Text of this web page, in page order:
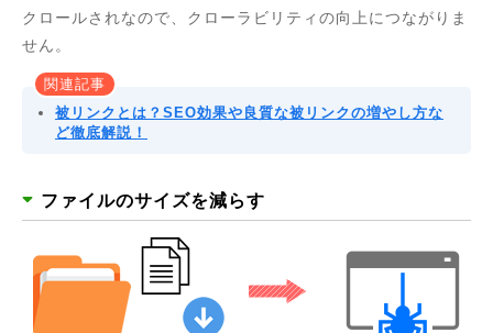
クロールされなので、クローラビリティの向上につながりま
せん。
関連記事
被リンクとは？SEO効果や良質な被リンクの増やし方な
ど徹底解説！
ファイルのサイズを減らす